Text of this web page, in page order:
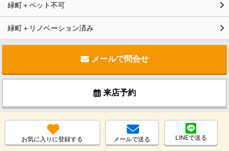
緑町＋ペット不可
緑町＋リノベーション済み
メールで問合せ
来店予約
お気に入りに登録する メールで送る LINEで送る